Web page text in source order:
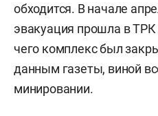
обходится. В начале
эвакуация прошла в ТРК
чего комплекс был
данным газеты, виной
минировании.